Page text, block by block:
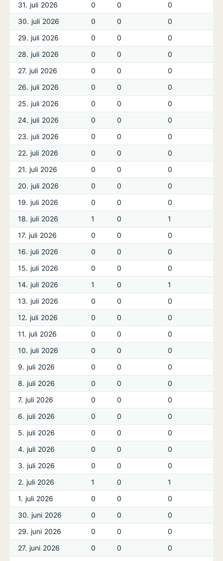
31. juli 2026
0 0
0
30. juli 2026
0 0
0
29. juli 2026
0 0
0
28. juli 2026
0 0
0
27. juli 2026
0 0
0
26. juli 2026
0 0
0
25. juli 2026
0 0
0
24. juli 2026
0 0
0
23. juli 2026
0 0
0
22. juli 2026
0 0
0
21. juli 2026
0 0
0
20. juli 2026
0 0
0
19. juli 2026
0 0
0
18. juli 2026
1 0
1
17. juli 2026
0 0
0
16. juli 2026
0 0
0
15. juli 2026
0 0
0
14. juli 2026
1 0
1
13. juli 2026
0 0
0
12. juli 2026
0 0
0
11. juli 2026
0 0
0
10. juli 2026
0 0
0
9. juli 2026
0 0
0
8. juli 2026
0 0
0
7. juli 2026
0 0
0
6. juli 2026
0 0
0
5. juli 2026
0 0
0
4. juli 2026
0 0
0
3. juli 2026
0 0
0
2. juli 2026
1 0
1
1. juli 2026
0 0
0
30. juni 2026
0 0
0
29. juni 2026
0 0
0
27. juni 2026
0 0
0